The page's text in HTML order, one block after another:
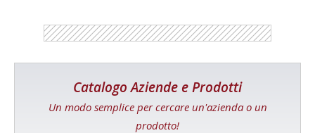
Catalogo Aziende e Prodotti
Un modo semplice per cercare un'azienda o un
prodotto!